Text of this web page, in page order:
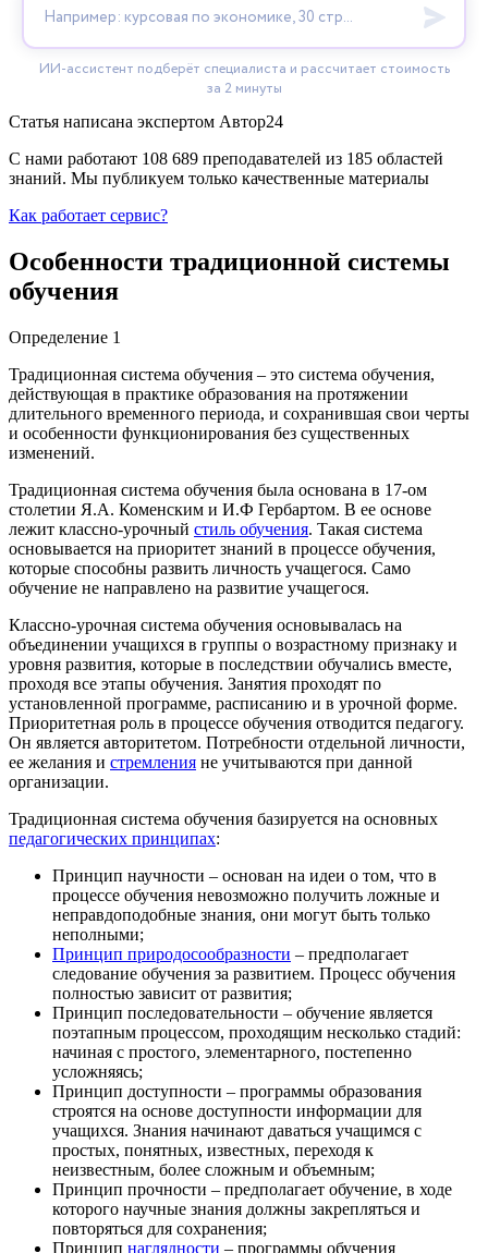
Статья написана экспертом Автор24
С нами работают 108 689 преподавателей из 185 областей
знаний. Мы публикуем только качественные материалы
Как работает сервис?
Особенности традиционной системы
обучения
Определение 1
Традиционная система обучения – это система обучения,
действующая в практике образования на протяжении
длительного временного периода, и сохранившая свои черты
и особенности функционирования без существенных
изменений.
Традиционная система обучения была основана в 17-ом
столетии Я.А. Коменским и И.Ф Гербартом. В ее основе
лежит классно-урочный стиль обучения. Такая система
основывается на приоритет знаний в процессе обучения,
которые способны развить личность учащегося. Само
обучение не направлено на развитие учащегося.
Классно-урочная система обучения основывалась на
объединении учащихся в группы о возрастному признаку и
уровня развития, которые в последствии обучались вместе,
проходя все этапы обучения. Занятия проходят по
установленной программе, расписанию и в урочной форме.
Приоритетная роль в процессе обучения отводится педагогу.
Он является авторитетом. Потребности отдельной личности,
ее желания и стремления не учитываются при данной
организации.
Традиционная система обучения базируется на основных
педагогических принципах:
Принцип научности – основан на идеи о том, что в
процессе обучения невозможно получить ложные и
неправдоподобные знания, они могут быть только
неполными;
Принцип природосообразности – предполагает
следование обучения за развитием. Процесс обучения
полностью зависит от развития;
Принцип последовательности – обучение является
поэтапным процессом, проходящим несколько стадий:
начиная с простого, элементарного, постепенно
усложняясь;
Принцип доступности – программы образования
строятся на основе доступности информации для
учащихся. Знания начинают даваться учащимся с
простых, понятных, известных, переходя к
неизвестным, более сложным и объемным;
Принцип прочности – предполагает обучение, в ходе
которого научные знания должны закрепляться и
повторяться для сохранения;
Принцип наглядности – программы обучения